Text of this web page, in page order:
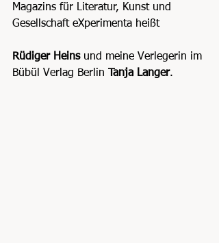
Magazins für Literatur, Kunst und
Gesellschaft eXperimenta heißt
Rüdiger Heins und meine Verlegerin im
Bübül Verlag Berlin
Tanja Langer.